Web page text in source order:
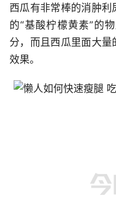
西瓜有非常棒的消肿
的“基酸柠檬黄素”的
分，而且西瓜里面大
效果。